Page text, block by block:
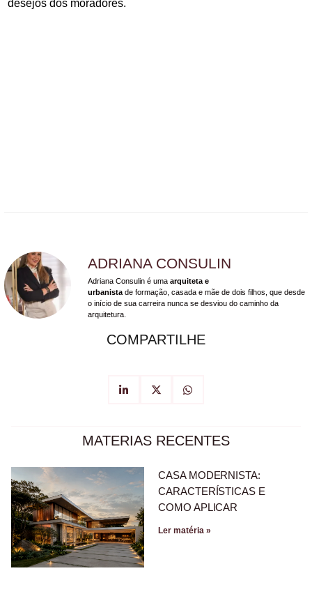
desejos dos moradores.
ADRIANA CONSULIN
Adriana Consulin é uma arquiteta e
urbanista de formação, casada e mãe de dois filhos, que desde
o início de sua carreira nunca se desviou do caminho da
arquitetura.
COMPARTILHE
MATERIAS RECENTES
CASA MODERNISTA:
CARACTERÍSTICAS E
COMO APLICAR
Ler matéria »